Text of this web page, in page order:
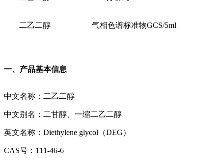
二乙二醇 气相色谱标准物GCS/5ml
一、 产品基本信息
中文名称：二乙二醇
中文别名：二甘醇、一缩二乙二醇
英文名称：Diethylene glycol（DEG）
CAS号：111-46-6